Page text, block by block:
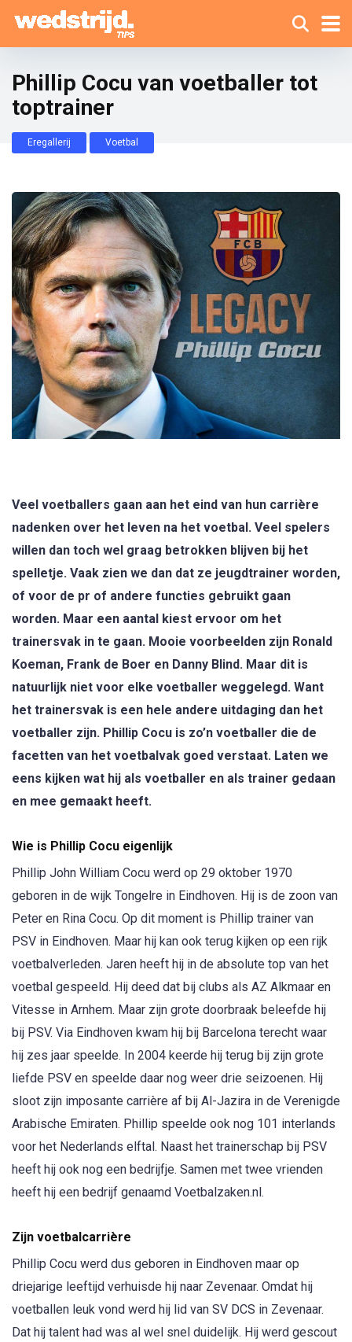
Phillip Cocu van voetballer tot
toptrainer
Eregallerij Voetbal
Veel voetballers gaan aan het eind van hun carrière
nadenken over het leven na het voetbal. Veel spelers
willen dan toch wel graag betrokken blijven bij het
spelletje. Vaak zien we dan dat ze jeugdtrainer worden,
of voor de pr of andere functies gebruikt gaan
worden. Maar een aantal kiest ervoor om het
trainersvak in te gaan. Mooie voorbeelden zijn Ronald
Koeman, Frank de Boer en Danny Blind. Maar dit is
natuurlijk niet voor elke voetballer weggelegd. Want
het trainersvak is een hele andere uitdaging dan het
voetballer zijn. Phillip Cocu is zo’n voetballer die de
facetten van het voetbalvak goed verstaat. Laten we
eens kijken wat hij als voetballer en als trainer gedaan
en mee gemaakt heeft.
Wie is Phillip Cocu eigenlijk
Phillip John William Cocu werd op 29 oktober 1970
geboren in de wijk Tongelre in Eindhoven. Hij is de zoon van
Peter en Rina Cocu. Op dit moment is Phillip trainer van
PSV in Eindhoven. Maar hij kan ook terug kijken op een rijk
voetbalverleden. Jaren heeft hij in de absolute top van het
voetbal gespeeld. Hij deed dat bij clubs als AZ Alkmaar en
Vitesse in Arnhem. Maar zijn grote doorbraak beleefde hij
bij PSV. Via Eindhoven kwam hij bij Barcelona terecht waar
hij zes jaar speelde. In 2004 keerde hij terug bij zijn grote
liefde PSV en speelde daar nog weer drie seizoenen. Hij
sloot zijn imposante carrière af bij Al-Jazira in de Verenigde
Arabische Emiraten. Phillip speelde ook nog 101 interlands
voor het Nederlands elftal. Naast het trainerschap bij PSV
heeft hij ook nog een bedrijfje. Samen met twee vrienden
heeft hij een bedrijf genaamd Voetbalzaken.nl.
Zijn voetbalcarrière
Phillip Cocu werd dus geboren in Eindhoven maar op
driejarige leeftijd verhuisde hij naar Zevenaar. Omdat hij
voetballen leuk vond werd hij lid van SV DCS in Zevenaar.
Dat hij talent had was al wel snel duidelijk. Hij werd gescout